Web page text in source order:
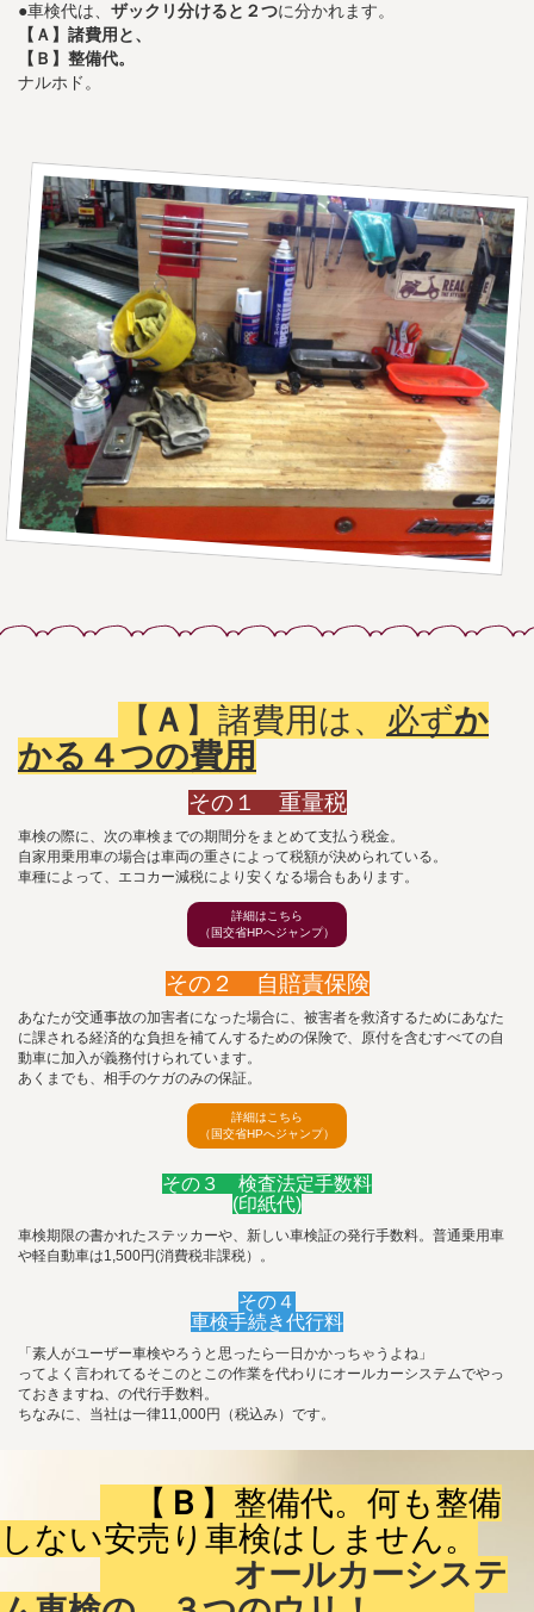
●車検代は、 ザックリ分けると２つに分かれます。
【Ａ】諸費用と、
【Ｂ】整備代。
ナルホド。
【 Ａ 】諸費用は、 必ずか
かる４つの費用
その１ 重量税
車検の際に、次の車検までの期間分をまとめて支払う税金。
自家用乗用車の場合は車両の重さによって税額が決められている。
車種によって、エコカー減税により安くなる場合もあります。
詳細はこちら
（国交省HPへジャンプ）
その２ 自賠責保険
あなたが交通事故の加害者になった場合に、被害者を救済するためにあなた
に課される経済的な負担を補てんするための保険で、原付を含むすべての自
動車に加入が義務付けられています。
あくまでも、相手のケガのみの保証。
詳細はこちら
（国交省HPへジャンプ）
その３ 検査法定手数料
(印紙代)
車検期限の書かれたステッカーや、新しい車検証の発行手数料。普通乗用車
や軽自動車は1,500円(消費税非課税）。
その４
車検手続き代行料
「素人がユーザー車検やろうと思ったら一日かかっちゃうよね」
ってよく言われてるそこのとこの作業を代わりにオールカーシステムでやっ
ておきますね、の代行手数料。
ちなみに、当社は一律11,000円（税込み）です。
【 Ｂ 】整備代。何も整備
しない安売り車検はしません。
オールカーシステ